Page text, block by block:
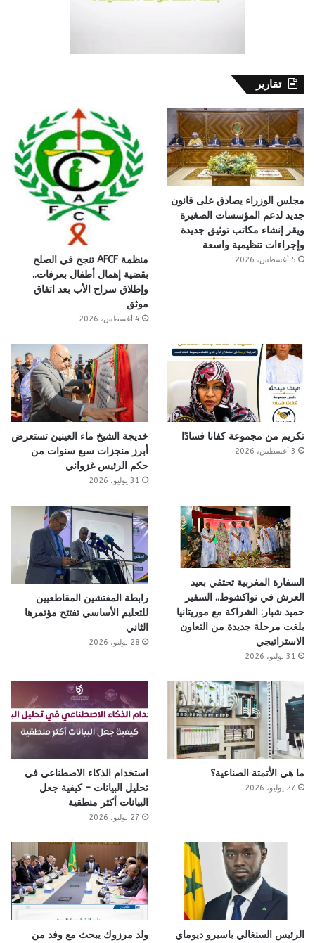
تقارير
مجلس الوزراء يصادق على قانون
جديد لدعم المؤسسات الصغيرة
ويقر إنشاء مكاتب توثيق جديدة
وإجراءات تنظيمية واسعة
5 أغسطس، 2026
منظمة AFCF تنجح في الصلح
بقضية إهمال أطفال بعرفات..
وإطلاق سراح الأب بعد اتفاق
موثق
4 أغسطس، 2026
تكريم من مجموعة كفانا فسادًا
3 أغسطس، 2026
خديجة الشيخ ماء العينين تستعرض
أبرز منجزات سبع سنوات من
حكم الرئيس غزواني
31 يوليو، 2026
السفارة المغربية تحتفي بعيد
العرش في نواكشوط.. السفير
حميد شبار: الشراكة مع موريتانيا
بلغت مرحلة جديدة من التعاون
الاستراتيجي
31 يوليو، 2026
رابطة المفتشين المقاطعيين
للتعليم الأساسي تفتتح مؤتمرها
الثاني
28 يوليو، 2026
ما هي الأتمتة الصناعية؟
27 يوليو، 2026
استخدام الذكاء الاصطناعي في
تحليل البيانات – كيفية جعل
البيانات أكثر منطقية
27 يوليو، 2026
الرئيس السنغالي باسيرو ديوماي
ولد مرزوك يبحث مع وفد من